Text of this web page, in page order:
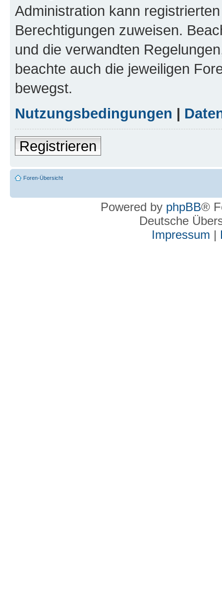
Administration kann
Berechtigungen zuweisen.
und die verwandten
beachte auch die jeweiligen
bewegst.
Nutzungsbedingungen |
Registrieren
Foren-Übersicht
Powered by phpBB®
Deutsche
Impressum |